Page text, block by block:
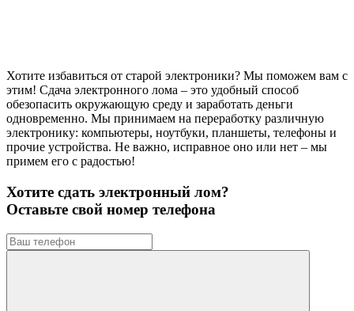
Хотите избавиться от старой электроники? Мы поможем вам с
этим! Сдача электронного лома – это удобный способ
обезопасить окружающую среду и заработать деньги
одновременно. Мы принимаем на переработку различную
электронику: компьютеры, ноутбуки, планшеты, телефоны и
прочие устройства. Не важно, исправное оно или нет – мы
примем его с радостью!
Хотите сдать электронный лом?
Оставьте свой номер телефона